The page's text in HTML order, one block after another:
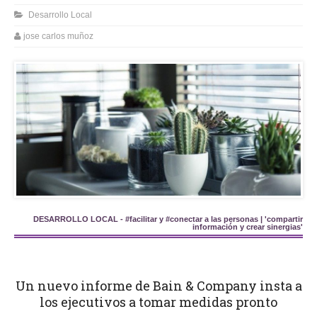
Desarrollo Local
jose carlos muñoz
DESARROLLO LOCAL - #facilitar y #conectar a las personas | 'compartir
información y crear sinergias'
Un nuevo informe de Bain & Company insta a
los ejecutivos a tomar medidas pronto